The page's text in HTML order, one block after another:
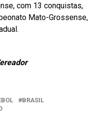
com 13 conquistas,
Mato-Grossense,
BRASIL